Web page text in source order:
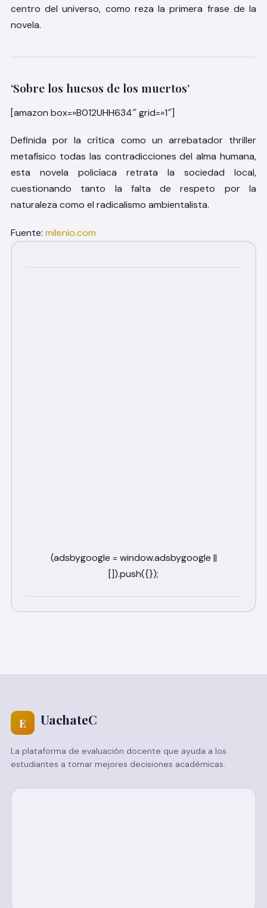
centro del universo, como reza la primera frase de la
novela.
‘Sobre los huesos de los muertos’
[amazon box=»B012UHH634″ grid=»1″]
Definida por la crítica como un arrebatador thriller
metafísico todas las contradicciones del alma humana,
esta novela policíaca retrata la sociedad local,
cuestionando tanto la falta de respeto por la
naturaleza como el radicalismo ambientalista.
Fuente: milenio.com
E UachateC
La plataforma de evaluación docente que ayuda a los
estudiantes a tomar mejores decisiones académicas.